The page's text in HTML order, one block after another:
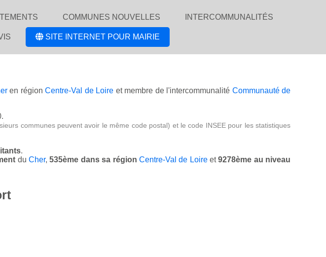
COMMUNES NOUVELLES INTERCOMMUNALITÉS
SITE INTERNET POUR MAIRIE
en région Centre-Val de Loire et membre de l'intercommunalité Communauté de
communes peuvent avoir le même code postal) et le code INSEE pour les statistiques
.
duCher,535ème dans sa région Centre-Val de Loireet9278ème au niveau